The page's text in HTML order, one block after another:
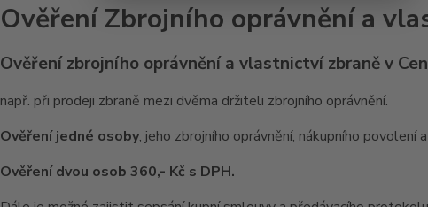
Ověření Zbrojního oprávnění a
Ověření zbrojního oprávnění a vlastnictví zbraně v
např. při prodeji zbraně mezi dvěma držiteli zbrojního oprávnění.
Ověření jedné osoby, jeho zbrojního oprávnění, nákupního povolení
Ověření dvou osob 360,- Kč s DPH.